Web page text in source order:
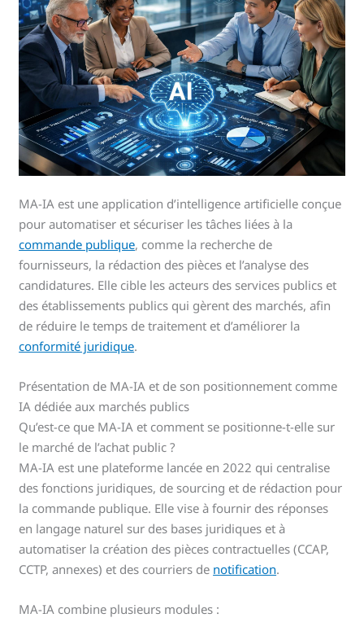
MA-IA est une application d’intelligence artificielle conçue
pour automatiser et sécuriser les tâches liées à la
commande publique, comme la recherche de
fournisseurs, la rédaction des pièces et l’analyse des
candidatures. Elle cible les acteurs des services publics et
des établissements publics qui gèrent des marchés, afin
de réduire le temps de traitement et d’améliorer la
conformité juridique.
Présentation de MA-IA et de son positionnement comme
IA dédiée aux marchés publics
Qu’est-ce que MA-IA et comment se positionne-t-elle sur
le marché de l’achat public ?
MA-IA est une plateforme lancée en 2022 qui centralise
des fonctions juridiques, de sourcing et de rédaction pour
la commande publique. Elle vise à fournir des réponses
en langage naturel sur des bases juridiques et à
automatiser la création des pièces contractuelles (CCAP,
CCTP, annexes) et des courriers de notification.
MA-IA combine plusieurs modules :